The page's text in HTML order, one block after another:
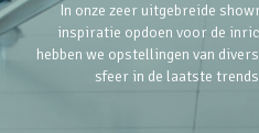
In onze zeer uitgebreide
inspiratie opdoen voor de
hebben we opstellingen van
sfeer in de laatste